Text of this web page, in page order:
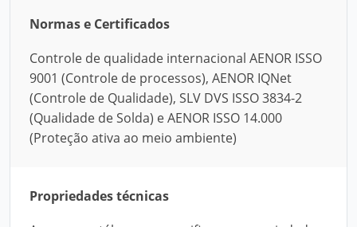
Normas e Certificados
Controle de qualidade internacional AENOR ISSO
9001 (Controle de processos), AENOR IQNet
(Controle de Qualidade), SLV DVS ISSO 3834-2
(Qualidade de Solda) e AENOR ISSO 14.000
(Proteção ativa ao meio ambiente)
Propriedades técnicas